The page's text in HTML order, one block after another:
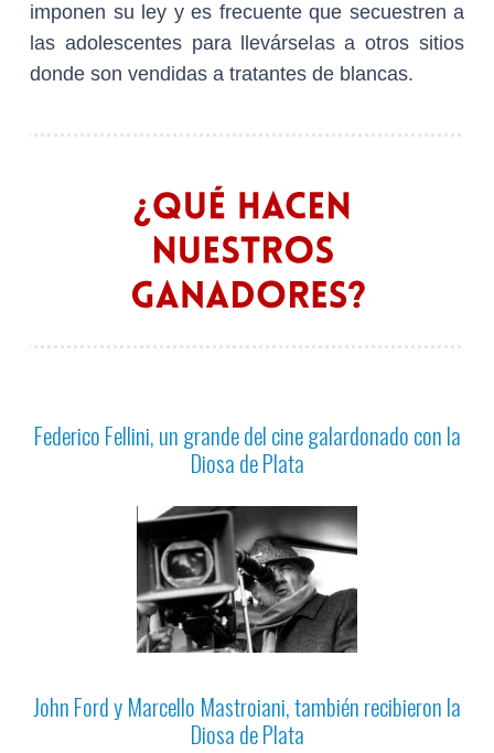
imponen su ley y es frecuente que secuestren a
las adolescentes para llevárselas a otros sitios
donde son vendidas a tratantes de blancas.
Federico Fellini, un grande del cine galardonado con la
Diosa de Plata
John Ford y Marcello Mastroiani, también recibieron la
Diosa de Plata